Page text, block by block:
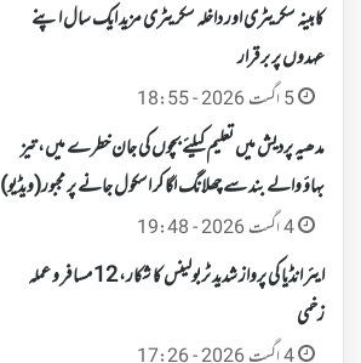
کابینہ سکریٹری اور داخلہ سکریٹری مزید ایک سال اپنے
عہدوں پر برقرار
5 اگست 2026 - 18:55
مدھیہ پردیش میں تعلیم کیلئے بچوں کی جان خطرے میں، تیز
بہاؤ والے بند سے چھلانگ لگا کر اسکول جانے پر مجبور(ویڈیو)
4 اگست 2026 - 19:48
ایئر انڈیا کی پرواز شدید ٹربولینس کا شکار، 12 مسافر و عملہ
زخمی